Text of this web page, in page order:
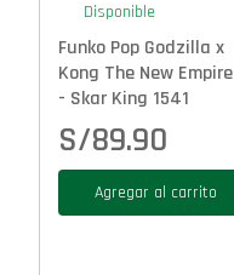
Disponible
Funko Pop Godzilla x
Kong The New Empire
- Skar King 1541
S/89.90
Agregar al carrito